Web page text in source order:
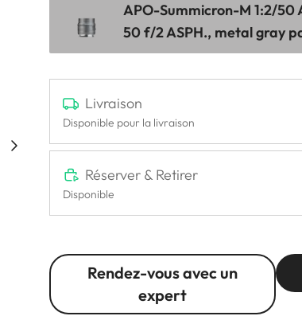
APO-Summicron-M 1:2/50
50 f/2 ASPH., metal gray
Livraison
Disponible pour la livraison
Réserver & Retirer
Disponible
Rendez-vous avec un
expert